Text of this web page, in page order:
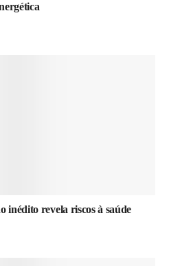
inédito revela riscos à saúde